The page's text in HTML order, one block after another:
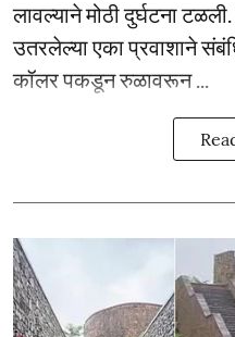
लावल्याने मोठी दुर्घटना
उतरलेल्या एका प्रवाशाने
कॉलर पकडून रुळावरून ...